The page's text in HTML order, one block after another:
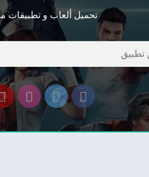
تحميل ألعاب و تطبيقات